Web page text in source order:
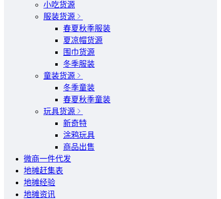
小吃货源
服装货源
春夏秋季服装
夏凉帽货源
围巾货源
冬季服装
童装货源
冬季童装
春夏秋季童装
玩具货源
新奇特
涂鸦玩具
商品出售
微商一件代发
地摊赶集表
地摊经验
地摊资讯